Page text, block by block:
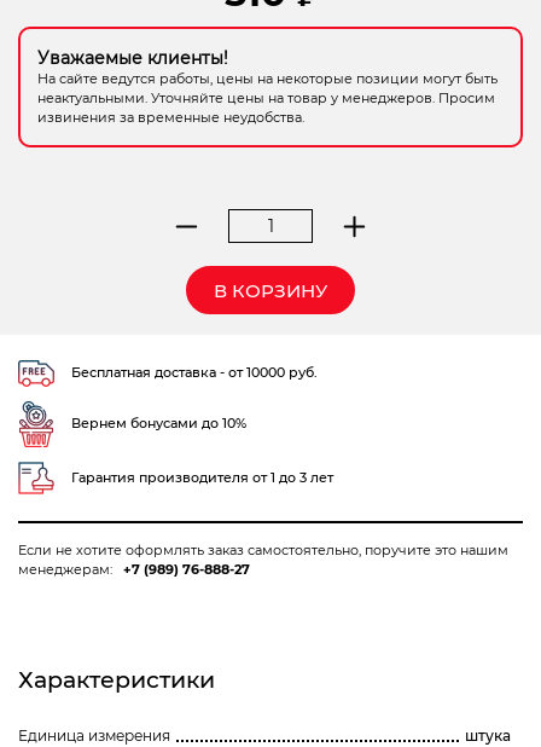
Электрохозтовары
Уважаемые клиенты!
На сайте ведутся работы, цены на некоторые позиции могут быть
неактуальными. Уточняйте цены на товар у менеджеров. Просим
извинения за временные неудобства.
Количество
вилка
садовая
В КОРЗИНУ
Бесплатная доставка - от 10000 руб.
Вернем бонусами до 10%
Гарантия производителя от 1 до 3 лет
Если не хотите оформлять заказ самостоятельно, поручите это нашим
менеджерам:
+7 (989) 76-888-27
Характеристики
Единица измерения штука